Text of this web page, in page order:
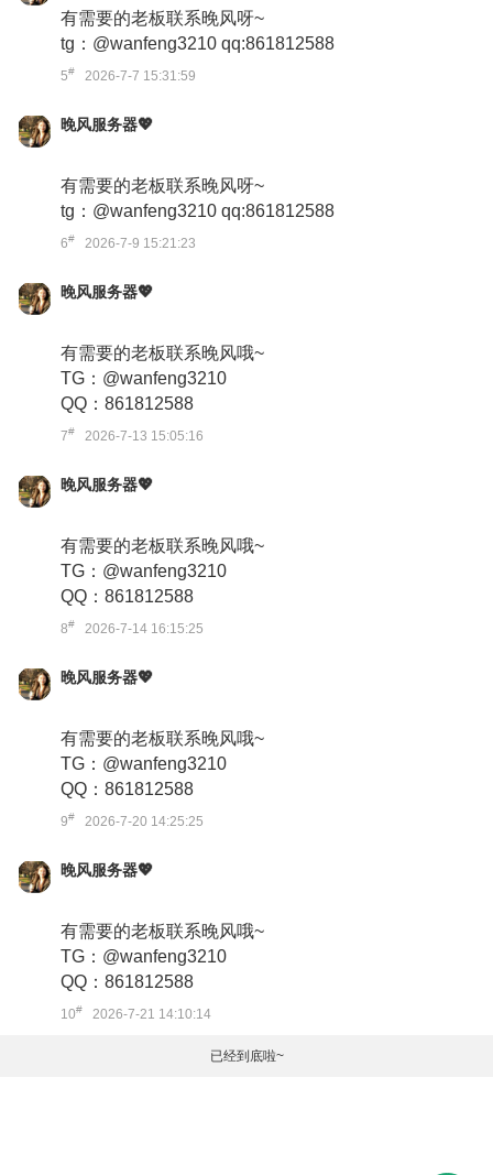
有需要的老板联系晚风呀~
tg：@wanfeng3210 qq:861812588
5# 2026-7-7 15:31:59
晚风服务器💖
有需要的老板联系晚风呀~
tg：@wanfeng3210 qq:861812588
6# 2026-7-9 15:21:23
晚风服务器💖
有需要的老板联系晚风哦~
TG：@wanfeng3210
QQ：861812588
7# 2026-7-13 15:05:16
晚风服务器💖
有需要的老板联系晚风哦~
TG：@wanfeng3210
QQ：861812588
8# 2026-7-14 16:15:25
晚风服务器💖
有需要的老板联系晚风哦~
TG：@wanfeng3210
QQ：861812588
9# 2026-7-20 14:25:25
晚风服务器💖
有需要的老板联系晚风哦~
TG：@wanfeng3210
QQ：861812588
10# 2026-7-21 14:10:14
已经到底啦~